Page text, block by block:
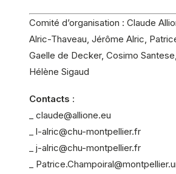
Comité d’organisation : Claude
Alric-Thaveau, Jérôme Alric,
Gaelle de Decker, Cosimo
Hélène Sigaud
Contacts :
_ claude@allione.eu
_ l-alric@chu-montpellier.fr
_ j-alric@chu-montpellier.fr
_